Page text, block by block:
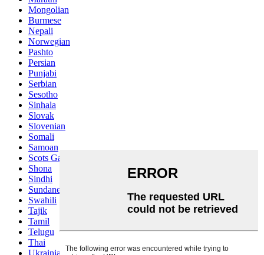
Mongolian
Burmese
Nepali
Norwegian
Pashto
Persian
Punjabi
Serbian
Sesotho
Sinhala
Slovak
Slovenian
Somali
Samoan
Scots Gaelic
Shona
Sindhi
Sundanese
Swahili
Tajik
Tamil
Telugu
Thai
Ukrainian